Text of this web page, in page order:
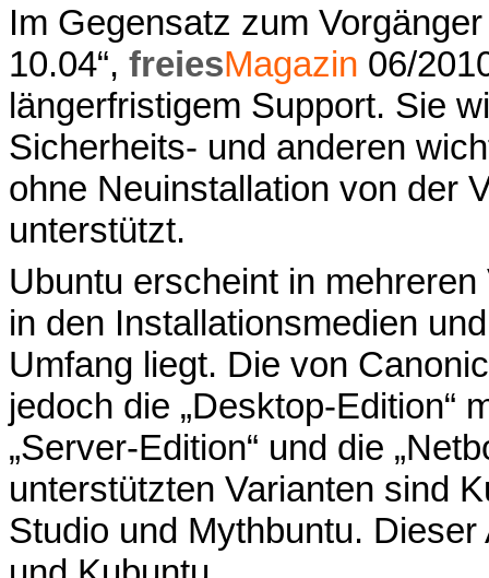
Im Gegensatz zum
10.04“, freiesMagazin 06/
längerfristigem Support. Sie
Sicherheits- und anderen
ohne Neuinstallation von der
unterstützt.
Ubuntu erscheint in
in den Installationsmedien
Umfang liegt. Die von
jedoch die „Desktop-Edition“
„Server-Edition“ und die
unterstützten Varianten sind
Studio und Mythbuntu.